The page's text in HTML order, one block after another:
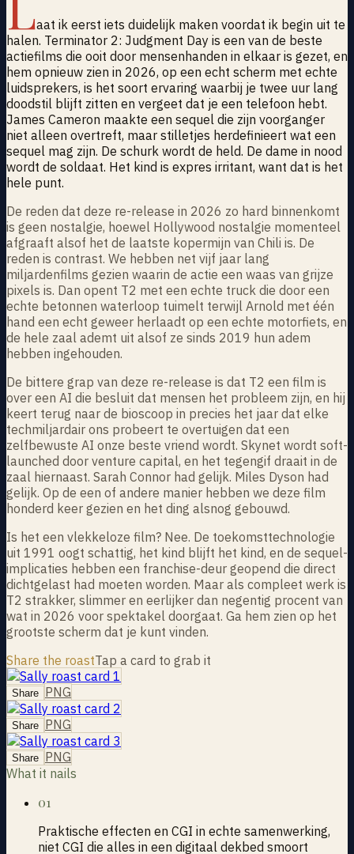
aat ik eerst iets duidelijk maken voordat ik begin uit te
halen. Terminator 2: Judgment Day is een van de beste
actiefilms die ooit door mensenhanden in elkaar is gezet, en
hem opnieuw zien in 2026, op een echt scherm met echte
luidsprekers, is het soort ervaring waarbij je twee uur lang
doodstil blijft zitten en vergeet dat je een telefoon hebt.
James Cameron maakte een sequel die zijn voorganger
niet alleen overtreft, maar stilletjes herdefinieert wat een
sequel mag zijn. De schurk wordt de held. De dame in nood
wordt de soldaat. Het kind is expres irritant, want dat is het
hele punt.
De reden dat deze re-release in 2026 zo hard binnenkomt
is geen nostalgie, hoewel Hollywood nostalgie momenteel
afgraaft alsof het de laatste kopermijn van Chili is. De
reden is contrast. We hebben net vijf jaar lang
miljardenfilms gezien waarin de actie een waas van grijze
pixels is. Dan opent T2 met een echte truck die door een
echte betonnen waterloop tuimelt terwijl Arnold met één
hand een echt geweer herlaadt op een echte motorfiets, en
de hele zaal ademt uit alsof ze sinds 2019 hun adem
hebben ingehouden.
De bittere grap van deze re-release is dat T2 een film is
over een AI die besluit dat mensen het probleem zijn, en hij
keert terug naar de bioscoop in precies het jaar dat elke
techmiljardair ons probeert te overtuigen dat een
zelfbewuste AI onze beste vriend wordt. Skynet wordt soft-
launched door venture capital, en het tegengif draait in de
zaal hiernaast. Sarah Connor had gelijk. Miles Dyson had
gelijk. Op de een of andere manier hebben we deze film
honderd keer gezien en het ding alsnog gebouwd.
Is het een vlekkeloze film? Nee. De toekomsttechnologie
uit 1991 oogt schattig, het kind blijft het kind, en de sequel-
implicaties hebben een franchise-deur geopend die direct
dichtgelast had moeten worden. Maar als compleet werk is
T2 strakker, slimmer en eerlijker dan negentig procent van
wat in 2026 voor spektakel doorgaat. Ga hem zien op het
grootste scherm dat je kunt vinden.
Share the roastTap a card to grab it
Share PNG
Share PNG
Share PNG
What it nails
01
Praktische effecten en CGI in echte samenwerking,
niet CGI die alles in een digitaal dekbed smoort